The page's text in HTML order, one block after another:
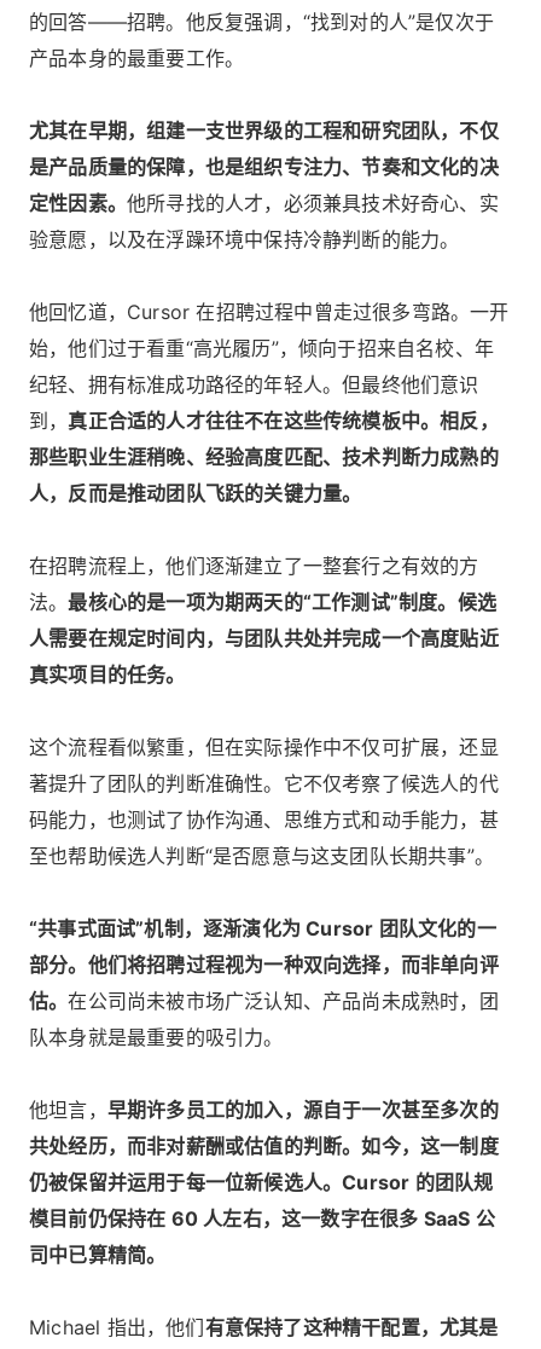
的回答——招聘。他反复强调，“找到对的人”是仅次于
产品本身的最重要工作。
尤其在早期，组建一支世界级的工程和研究团队，不仅
是产品质量的保障，也是组织专注力、节奏和文化的决
定性因素。 他所寻找的人才，必须兼具技术好奇心、实
验意愿，以及在浮躁环境中保持冷静判断的能力。
他回忆道，Cursor 在招聘过程中曾走过很多弯路。一开
始，他们过于看重“高光履历”，倾向于招来自名校、年
纪轻、拥有标准成功路径的年轻人。但最终他们意识
到， 真正合适的人才往往不在这些传统模板中。相反，
那些职业生涯稍晚、经验高度匹配、技术判断力成熟的
人，反而是推动团队飞跃的关键力量。
在招聘流程上，他们逐渐建立了一整套行之有效的方
法。最核心的是一项为期两天的“工作测试”制度。候选
人需要在规定时间内，与团队共处并完成一个高度贴近
真实项目的任务。
这个流程看似繁重，但在实际操作中不仅可扩展，还显
著提升了团队的判断准确性。它不仅考察了候选人的代
码能力，也测试了协作沟通、思维方式和动手能力，甚
至也帮助候选人判断“是否愿意与这支团队长期共事”。
“共事式面试”机制，逐渐演化为 Cursor 团队文化的一
部分。他们将招聘过程视为一种双向选择，而非单向评
估。在公司尚未被市场广泛认知、产品尚未成熟时，团
队本身就是最重要的吸引力。
他坦言， 早期许多员工的加入，源自于一次甚至多次的
共处经历，而非对薪酬或估值的判断。如今，这一制度
仍被保留并运用于每一位新候选人。Cursor 的团队规
模目前仍保持在 60 人左右，这一数字在很多 SaaS 公
司中已算精简。
Michael 指出，他们有意保持了这种精干配置，尤其是